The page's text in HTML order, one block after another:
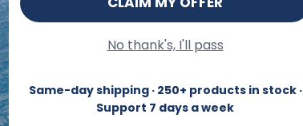
No thank's, I'll pass
Same-day shipping · 250+ products in stock ·
Support 7 days a week